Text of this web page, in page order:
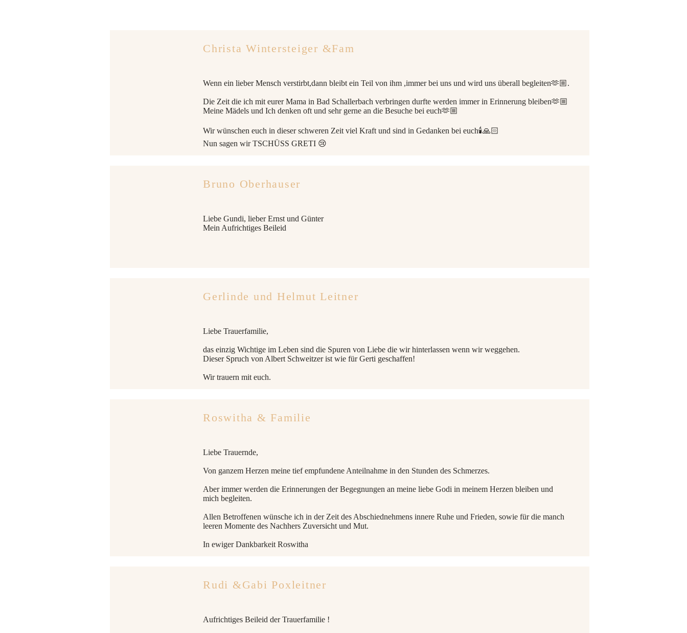
Christa Wintersteiger &Fam
Wenn ein lieber Mensch verstirbt,dann bleibt ein Teil von ihm ,immer bei uns und wird uns überall begleiten🫶🏼.
Die Zeit die ich mit eurer Mama in Bad Schallerbach verbringen durfte werden immer in Erinnerung bleiben🫶🏼
Meine Mädels und Ich denken oft und sehr gerne an die Besuche bei euch🫶🏼
Wir wünschen euch in dieser schweren Zeit viel Kraft und sind in Gedanken bei euch🕯️🙏🏻
Nun sagen wir TSCHÜSS GRETI 😢
Bruno Oberhauser
Liebe Gundi, lieber Ernst und Günter
Mein Aufrichtiges Beileid
Gerlinde und Helmut Leitner
Liebe Trauerfamilie,
das einzig Wichtige im Leben sind die Spuren von Liebe die wir hinterlassen wenn wir weggehen.
Dieser Spruch von Albert Schweitzer ist wie für Gerti geschaffen!
Wir trauern mit euch.
Roswitha & Familie
Liebe Trauernde,
Von ganzem Herzen meine tief empfundene Anteilnahme in den Stunden des Schmerzes.
Aber immer werden die Erinnerungen der Begegnungen an meine liebe Godi in meinem Herzen bleiben und
mich begleiten.
Allen Betroffenen wünsche ich in der Zeit des Abschiednehmens innere Ruhe und Frieden, sowie für die manch
leeren Momente des Nachhers Zuversicht und Mut.
In ewiger Dankbarkeit Roswitha
Rudi &Gabi Poxleitner
Aufrichtiges Beileid der Trauerfamilie !